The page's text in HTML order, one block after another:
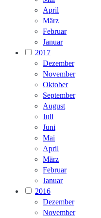
April
März
Februar
Januar
2017
Dezember
November
Oktober
September
August
Juli
Juni
Mai
April
März
Februar
Januar
2016
Dezember
November